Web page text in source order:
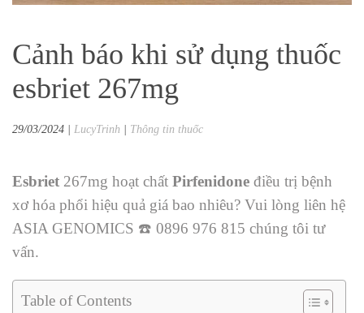
Cảnh báo khi sử dụng thuốc
esbriet 267mg
29/03/2024 | LucyTrinh | Thông tin thuốc
Esbriet 267mg hoạt chất Pirfenidone điều trị bệnh
xơ hóa phổi hiệu quả giá bao nhiêu? Vui lòng liên hệ
ASIA GENOMICS ☎️ 0896 976 815 chúng tôi tư
vấn.
Table of Contents